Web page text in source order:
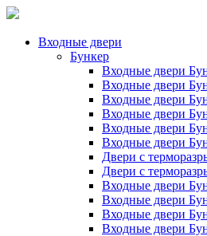
Входные двери
Бункер
Входные двери
Входные двери
Входные двери
Входные двери
Входные двери
Входные двери
Двери с
Двери с
Входные двери
Входные двери
Входные двери
Входные двери